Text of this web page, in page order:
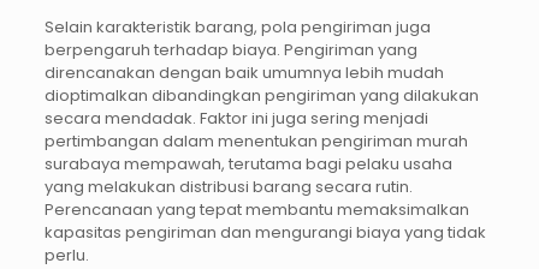
Selain karakteristik barang, pola pengiriman juga
berpengaruh terhadap biaya. Pengiriman yang
direncanakan dengan baik umumnya lebih mudah
dioptimalkan dibandingkan pengiriman yang dilakukan
secara mendadak. Faktor ini juga sering menjadi
pertimbangan dalam menentukan pengiriman murah
surabaya mempawah, terutama bagi pelaku usaha
yang melakukan distribusi barang secara rutin.
Perencanaan yang tepat membantu memaksimalkan
kapasitas pengiriman dan mengurangi biaya yang tidak
perlu.